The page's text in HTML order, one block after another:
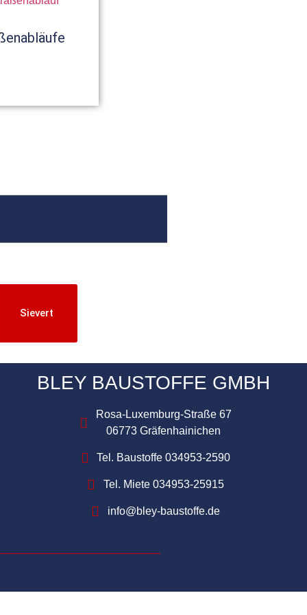
Sievert
BLEY BAUSTOFFE GMBH
Rosa-Luxemburg-Straße 67
06773 Gräfenhainichen
Tel. Baustoffe 034953-2590
Tel. Miete 034953-25915
info@bley-baustoffe.de